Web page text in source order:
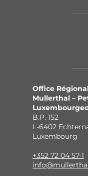
Office
Mullerthal –
B.P. 152
L-6402
Luxembourg
+352 72 04 57-1